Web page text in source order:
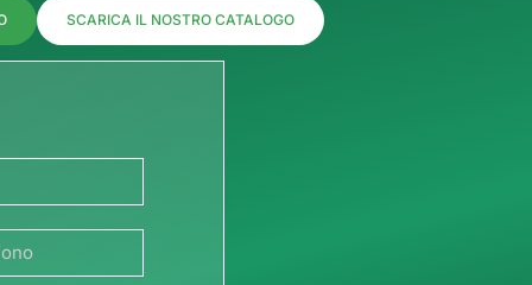
SCARICA IL NOSTRO CATALOGO